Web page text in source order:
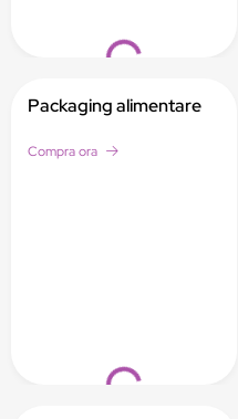
Loading...
Loading...
Packaging alimentare
Compra ora